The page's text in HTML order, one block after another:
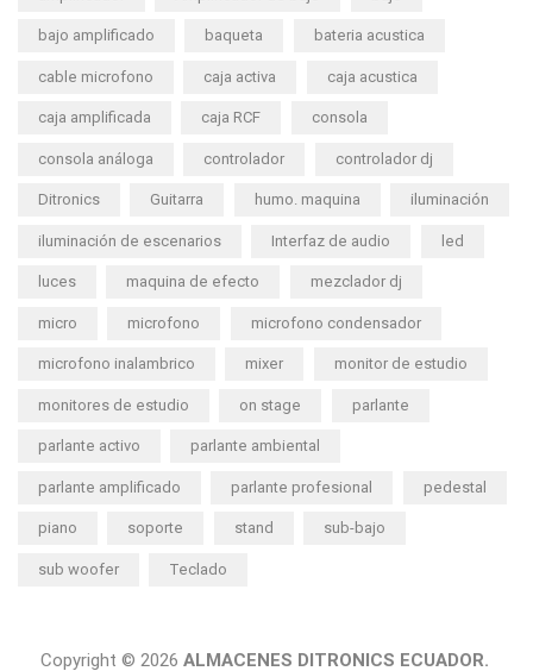
bajo amplificado baqueta bateria acustica
cable microfono caja activa caja acustica
caja amplificada caja RCF consola
consola análoga controlador controlador dj
Ditronics Guitarra humo. maquina iluminación
iluminación de escenarios Interfaz de audio led
luces maquina de efecto mezclador dj
micro microfono microfono condensador
microfono inalambrico mixer monitor de estudio
monitores de estudio on stage parlante
parlante activo parlante ambiental
parlante amplificado parlante profesional pedestal
piano soporte stand sub-bajo
sub woofer Teclado
Copyright © 2026 ALMACENES DITRONICS ECUADOR.